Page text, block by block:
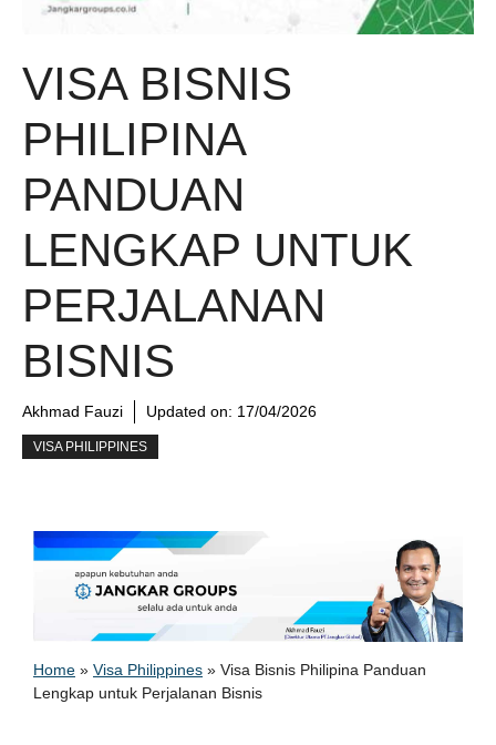
VISA BISNIS
PHILIPINA
PANDUAN
LENGKAP UNTUK
PERJALANAN
BISNIS
Akhmad Fauzi Updated on: 17/04/2026
VISA PHILIPPINES
Home » Visa Philippines » Visa Bisnis Philipina Panduan
Lengkap untuk Perjalanan Bisnis